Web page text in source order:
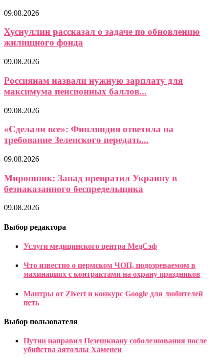
09.08.2026
Хуснуллин рассказал о задаче по обновлению
жилищного фонда
09.08.2026
Россиянам назвали нужную зарплату для
максимума пенсионных баллов...
09.08.2026
«Сделали все»: Финляндия ответила на
требование Зеленского передать...
09.08.2026
Мирошник: Запад превратил Украину в
безнаказанного беспредельщика
09.08.2026
Выбор редактора
Услуги медицинского центра МедСэф
Что известно о пермском ЧОП, подозреваемом в
махинациях с контрактами на охрану праздников
Мантры от Zivert и конкурс Google для любителей
петь
Выбор пользователя
Путин направил Пезешкиану соболезнования после
убийства аятоллы Хаменеи